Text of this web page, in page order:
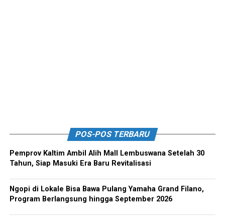
POS-POS TERBARU
Pemprov Kaltim Ambil Alih Mall Lembuswana Setelah 30
Tahun, Siap Masuki Era Baru Revitalisasi
Ngopi di Lokale Bisa Bawa Pulang Yamaha Grand Filano,
Program Berlangsung hingga September 2026